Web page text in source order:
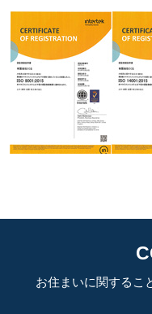
お住まいに関するこ